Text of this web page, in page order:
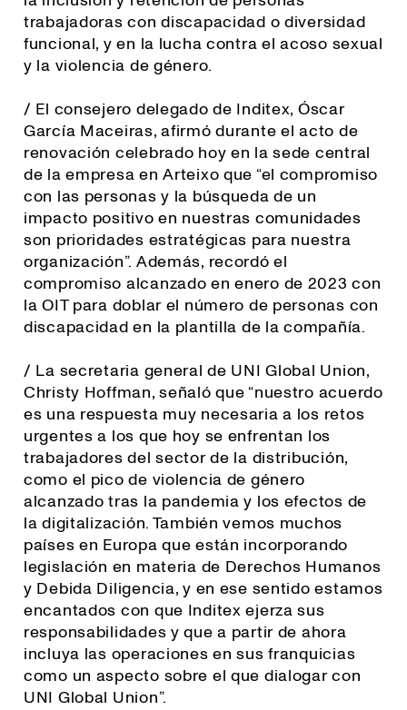
trabajadoras con discapacidad o diversidad
funcional, y en la lucha contra el acoso sexual
y la violencia de género.
/ El consejero delegado de Inditex, Óscar
García Maceiras, afirmó durante el acto de
renovación celebrado hoy en la sede central
de la empresa en Arteixo que “el compromiso
con las personas y la búsqueda de un
impacto positivo en nuestras comunidades
son prioridades estratégicas para nuestra
organización”. Además, recordó el
compromiso alcanzado en enero de 2023 con
la OIT para doblar el número de personas con
discapacidad en la plantilla de la compañía.
/ La secretaria general de UNI Global Union,
Christy Hoffman, señaló que “nuestro acuerdo
es una respuesta muy necesaria a los retos
urgentes a los que hoy se enfrentan los
trabajadores del sector de la distribución,
como el pico de violencia de género
alcanzado tras la pandemia y los efectos de
la digitalización. También vemos muchos
países en Europa que están incorporando
legislación en materia de Derechos Humanos
y Debida Diligencia, y en ese sentido estamos
encantados con que Inditex ejerza sus
responsabilidades y que a partir de ahora
incluya las operaciones en sus franquicias
como un aspecto sobre el que dialogar con
UNI Global Union”.